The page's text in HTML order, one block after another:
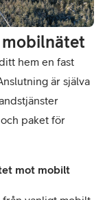
mobilnätet
hem en fast
är själva
paket för
mot mobilt